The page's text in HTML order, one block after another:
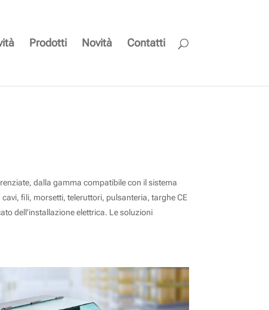
Prodotti Novità Contatti
dalla gamma compatibile con il sistema
fili, morsetti, teleruttori, pulsanteria, targhe CE
dell’installazione elettrica. Le soluzioni